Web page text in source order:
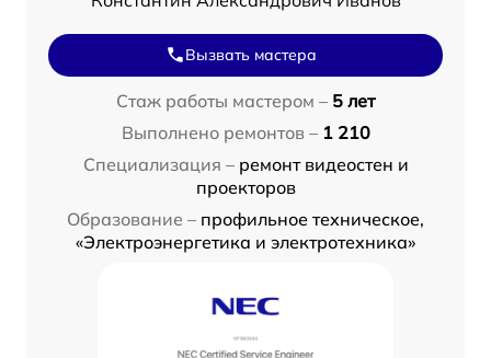
Вызвать мастера
Стаж работы мастером – 5 лет
Выполнено ремонтов – 1 210
Специализация – ремонт видеостен и
проекторов
Образование – профильное техническое,
«Электроэнергетика и электротехника»